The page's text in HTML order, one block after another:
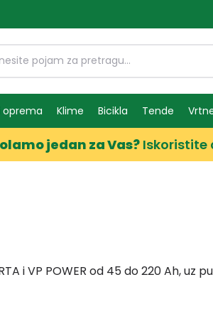
oprema Klime Bicikla Tende
jedan za Vas? Iskoristite
i VP POWER od 45 do 220 Ah,